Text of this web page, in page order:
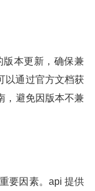
版本更新，确保兼
以通过官方文档获
，避免因版本不兼
要因素。api 提供